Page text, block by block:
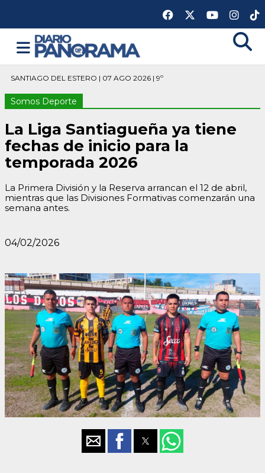
SANTIAGO DEL ESTERO | 07 AGO 2026 | 9º
Somos Deporte
La Liga Santiagueña ya tiene
fechas de inicio para la
temporada 2026
La Primera División y la Reserva arrancan el 12 de abril,
mientras que las Divisiones Formativas comenzarán una
semana antes.
04/02/2026